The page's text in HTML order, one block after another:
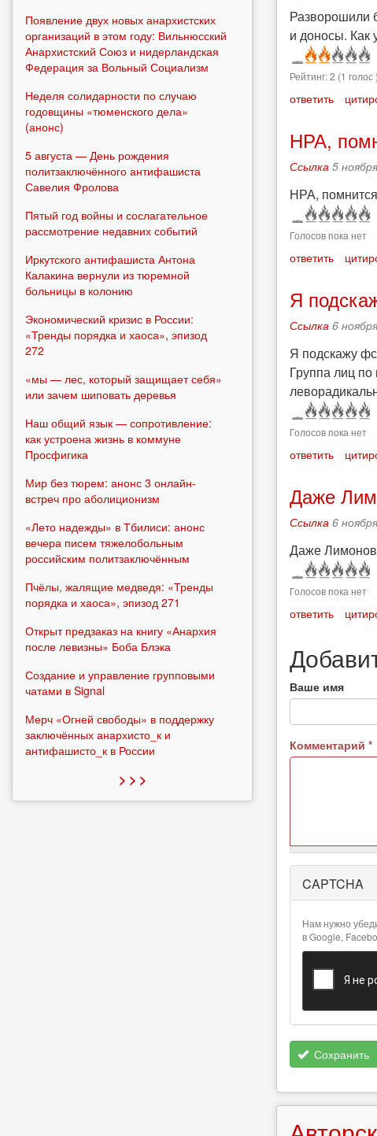
Разворошили
и доносы. Как
Рейтинг:2 (1 голос )
ответить
НРА,
Ссылка 5
НРА,
Голосов пока нет
ответить
Я
Ссылка 6
Я подскажу
Группа лиц
Голосов пока нет
ответить
Даже
Ссылка 6
Даже Лимонов
Голосов пока нет
ответить
Ваше имя
Комментарий *
информация
CAPTCHA
Нам нужно
в Google,
Сохранить
Появление двух новых анархистских
организаций в этом году: Вильнюсский
Анархистский Союз и нидерландская
Федерация за Вольный Социализм
Неделя солидарности по случаю
годовщины «тюменского дела»
(анонс)
5 августа — День рождения
политзаключённого антифашиста
Савелия Фролова
Пятый год войны и сослагательное
рассмотрение недавних событий
Иркутского антифашиста Антона
Калакина вернули из тюремной
больницы в колонию
Экономический кризис в России:
«Тренды порядка и хаоса», эпизод
272
«мы — лес, который защищает себя»
или зачем шиповать деревья
Наш общий язык — сопротивление:
как устроена жизнь в коммуне
Просфигика
Мир без тюрем: анонс 3 онлайн-
встреч про аболиционизм
«Лето надежды» в Тбилиси: анонс
вечера писем тяжелобольным
российским политзаключённым
Пчёлы, жалящие медведя: «Тренды
порядка и хаоса», эпизод 271
Открыт предзаказ на книгу «Анархия
после левизны» Боба Блэка
Создание и управление групповыми
чатами в Signal
Мерч «Огней свободы» в поддержку
заключённых анархисто_к и
антифашисто_к в России
> > >